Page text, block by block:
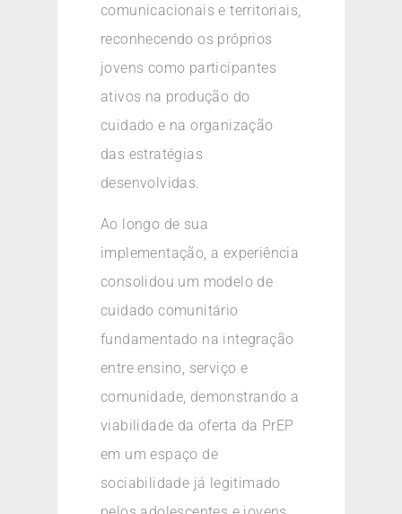
comunicacionais e territoriais,
reconhecendo os próprios
jovens como participantes
ativos na produção do
cuidado e na organização
das estratégias
desenvolvidas.
Ao longo de sua
implementação, a experiência
consolidou um modelo de
cuidado comunitário
fundamentado na integração
entre ensino, serviço e
comunidade, demonstrando a
viabilidade da oferta da PrEP
em um espaço de
sociabilidade já legitimado